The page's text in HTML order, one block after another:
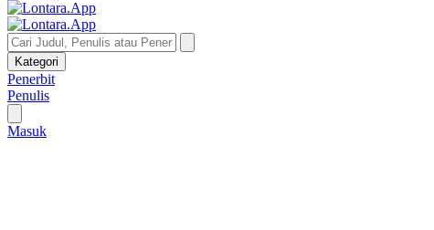
Kategori
Penerbit
Penulis
Masuk